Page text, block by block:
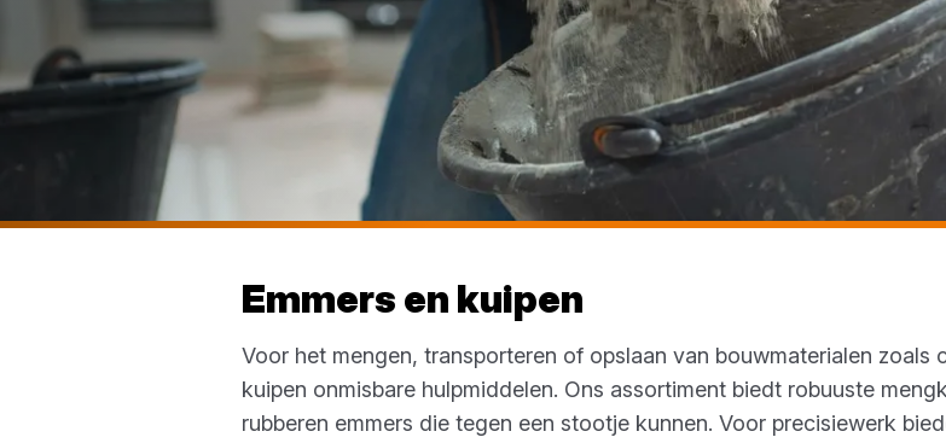
Emmers en kuipen
Voor het mengen, transporteren of opslaan van bouwmaterialen zoals
kuipen onmisbare hulpmiddelen. Ons assortiment biedt robuuste
rubberen emmers die tegen een stootje kunnen. Voor precisiewerk